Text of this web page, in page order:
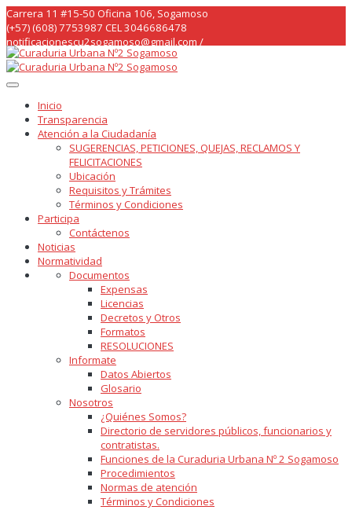
Skip
to
content
Carrera 11 #15-50 Oficina 106, Sogamoso
(+57) (608) 7753987 CEL 3046686478
notificacionescu2sogamoso@gmail.com /
curaduria2sogamoso@gmail.com /
Inicio
Transparencia
Atención a la Ciudadanía
SUGERENCIAS, PETICIONES, QUEJAS, RECLAMOS Y
FELICITACIONES
Ubicación
Requisitos y Trámites
Términos y Condiciones
Participa
Contáctenos
Noticias
Normatividad
Documentos
Expensas
Licencias
Decretos y Otros
Formatos
RESOLUCIONES
Informate
Datos Abiertos
Glosario
Nosotros
¿Quiénes Somos?
Directorio de servidores públicos, funcionarios y
contratistas.
Funciones de la Curaduria Urbana Nº 2 Sogamoso
Procedimientos
Normas de atención
Términos y Condiciones